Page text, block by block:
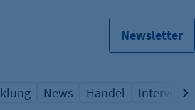
Newsletter
Übersicht Schlagwort
News
Übersicht
Handel
Übersicht
Interview